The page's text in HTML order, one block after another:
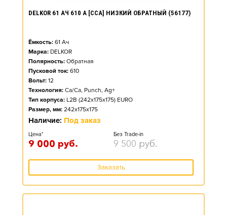
DELKOR 61 АЧ 610 А [CCA] НИЗКИЙ ОБРАТНЫЙ (56177)
Ёмкость: 61 Ач
Марка: DELKOR
Полярность: Обратная
Пусковой ток: 610
Вольт: 12
Технология: Ca/Ca, Punch, Ag+
Тип корпуса: L2B (242x175x175) EURO
Размер, мм: 242x175x175
Наличие: Под заказ
Цена*
9 000 руб.
Без Trade-in
9 500 руб.
Заказать